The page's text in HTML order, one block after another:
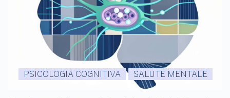
PSICOLOGIA COGNITIVA SALUTE MENTALE